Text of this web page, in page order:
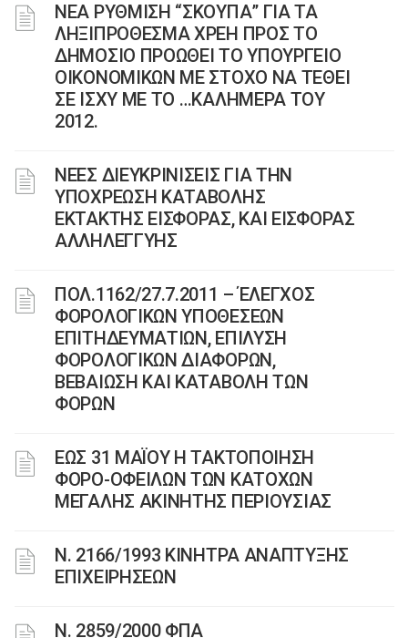
ΝΕΑ ΡΥΘΜΙΣΗ “ΣΚΟΥΠΑ” ΓΙΑ ΤΑ
ΛΗΞΙΠΡΟΘΕΣΜΑ ΧΡΕΗ ΠΡΟΣ ΤΟ
ΔΗΜΟΣΙΟ ΠΡΟΩΘΕΙ ΤΟ ΥΠΟΥΡΓΕΙΟ
ΟΙΚΟΝΟΜΙΚΩΝ ΜΕ ΣΤΟΧΟ ΝΑ ΤΕΘΕΙ
ΣΕ ΙΣΧΥ ΜΕ ΤΟ …ΚΑΛΗΜΕΡΑ ΤΟΥ
2012.
ΝΕΕΣ ΔΙΕΥΚΡΙΝΙΣΕΙΣ ΓΙΑ ΤΗΝ
ΥΠΟΧΡΕΩΣΗ ΚΑΤΑΒΟΛΗΣ
ΕΚΤΑΚΤΗΣ ΕΙΣΦΟΡΑΣ, ΚΑΙ ΕΙΣΦΟΡΑΣ
ΑΛΛΗΛΕΓΓΥΗΣ
ΠΟΛ.1162/27.7.2011 – ΈΛΕΓΧΟΣ
ΦΟΡΟΛΟΓΙΚΩΝ ΥΠΟΘΕΣΕΩΝ
ΕΠΙΤΗΔΕΥΜΑΤΙΩΝ, ΕΠΙΛΥΣΗ
ΦΟΡΟΛΟΓΙΚΩΝ ΔΙΑΦΟΡΩΝ,
ΒΕΒΑΙΩΣΗ ΚΑΙ ΚΑΤΑΒΟΛΗ ΤΩΝ
ΦΟΡΩΝ
ΕΩΣ 31 ΜΑΪΟΥ Η ΤΑΚΤΟΠΟΙΗΣΗ
ΦΟΡΟ-ΟΦΕΙΛΩΝ ΤΩΝ ΚΑΤΟΧΩΝ
ΜΕΓΑΛΗΣ ΑΚΙΝΗΤΗΣ ΠΕΡΙΟΥΣΙΑΣ
Ν. 2166/1993 ΚΙΝΗΤΡΑ ΑΝΑΠΤΥΞΗΣ
ΕΠΙΧΕΙΡΗΣΕΩΝ
Ν. 2859/2000 ΦΠΑ